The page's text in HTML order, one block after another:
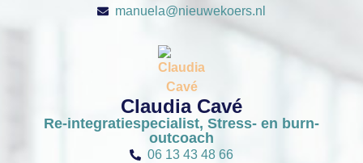
manuela@nieuwekoers.nl
Claudia Cavé
Re-integratiespecialist, Stress- en burn-
outcoach
06 13 43 48 66